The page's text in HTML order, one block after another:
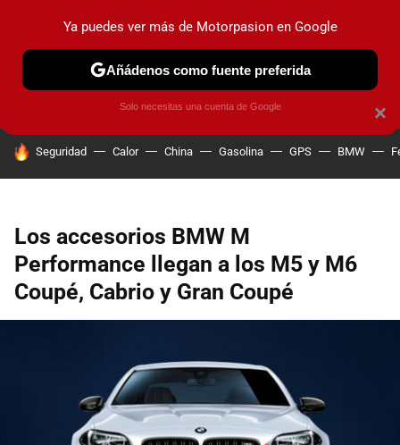
PRUEBAS COCHES ELÉCTRICOS OBSERVATORIO
HOY SE HABLA DE
Seguridad Calor China Gasolina GPS BMW
Los accesorios BMW M
Performance llegan a los M5 y M6
Coupé, Cabrio y Gran Coupé
×
Ya puedes ver más de Motorpasion en Google
Añádenos como fuente preferida
Solo necesitas una cuenta de Google